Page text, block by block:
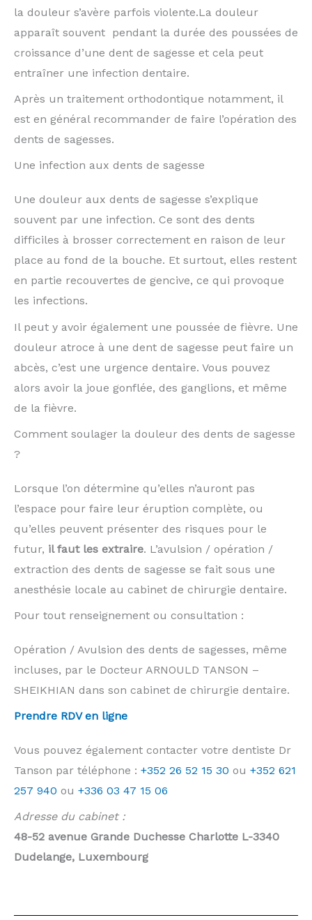
la douleur s’avère parfois violente.La douleur
apparaît souvent pendant la durée des poussées de
croissance d’une dent de sagesse et cela peut
entraîner une infection dentaire.
Après un traitement orthodontique notamment, il
est en général recommander de faire l’opération des
dents de sagesses.
Une infection aux dents de sagesse
Une douleur aux dents de sagesse s’explique
souvent par une infection. Ce sont des dents
difficiles à brosser correctement en raison de leur
place au fond de la bouche. Et surtout, elles restent
en partie recouvertes de gencive, ce qui provoque
les infections.
Il peut y avoir également une poussée de fièvre. Une
douleur atroce à une dent de sagesse peut faire un
abcès, c’est une urgence dentaire. Vous pouvez
alors avoir la joue gonflée, des ganglions, et même
de la fièvre.
Comment soulager la douleur des dents de sagesse
?
Lorsque l’on détermine qu’elles n’auront pas
l’espace pour faire leur éruption complète, ou
qu’elles peuvent présenter des risques pour le
futur, il faut les extraire. L’avulsion / opération /
extraction des dents de sagesse se fait sous une
anesthésie locale au cabinet de chirurgie dentaire.
Pour tout renseignement ou consultation :
Opération / Avulsion des dents de sagesses, même
incluses, par le Docteur ARNOULD TANSON –
SHEIKHIAN dans son cabinet de chirurgie dentaire.
Prendre RDV en ligne
Vous pouvez également contacter votre dentiste Dr
Tanson par téléphone : +352 26 52 15 30 ou +352 621
257 940 ou +336 03 47 15 06
Adresse du cabinet :
48-52 avenue Grande Duchesse Charlotte L-3340
Dudelange, Luxembourg